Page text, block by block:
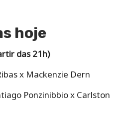
hoje
das 21h)
x Mackenzie Dern
Ponzinibbio x Carlston